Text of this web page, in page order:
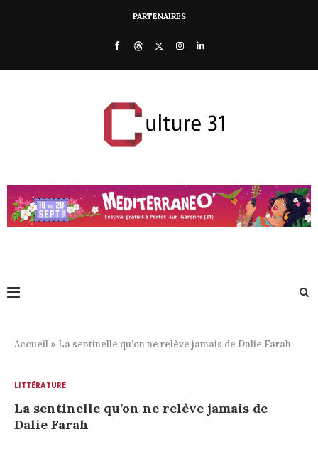
PARTENAIRES
Accueil » La sentinelle qu’on ne relève jamais de Dalie Farah
LITTÉRATURE
La sentinelle qu’on ne relève jamais de
Dalie Farah